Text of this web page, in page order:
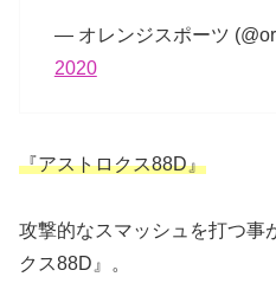
— オレンジスポーツ
2020
『アストロクス88D』
攻撃的なスマッシュを打つ事
クス88D』。